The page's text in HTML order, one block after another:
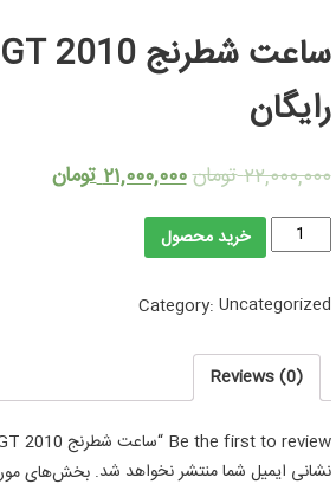
رایگان
۲۲,۰۰۰,۰۰۰تومان۲۱,۰۰۰,۰۰۰تومان
ساعت
شطرنج
2010
ارسال
رایگان
quantity
خرید محصول
Category: Uncategorized
Reviews (0)
Be the first to review “ساعت شطرنج DGT 2010 – ارسال رایگان”
نشانی ایمیل شما منتشر نخواهد شد. بخش‌های